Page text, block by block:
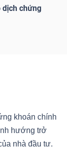
chứng
khoán chính
hướng trở
nhà đầu tư.